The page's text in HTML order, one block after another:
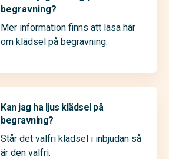
begravning?
Mer information finns att läsa här
om klädsel på begravning.
Kan jag ha ljus klädsel på
begravning?
Står det valfri klädsel i inbjudan så
är den valfri.